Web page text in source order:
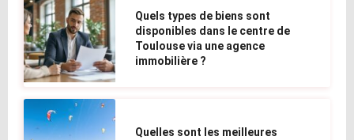
Quels types de biens sont
disponibles dans le centre de
Toulouse via une agence
immobilière ?
Quelles sont les meilleures